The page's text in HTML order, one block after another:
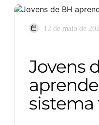
12 de maio de
Jovens